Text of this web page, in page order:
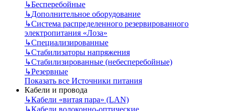
↳Бесперебойные
↳Дополнительное оборудование
↳Система распределенного резервированного
электропитания «Лоза»
↳Специализированные
↳Стабилизаторы напряжения
↳Стабилизированные (небесперебойные)
↳Резервные
Показать все Источники питания
Кабели и провода
↳Кабели «витая пара» (LAN)
↳Кабели волоконно-оптические